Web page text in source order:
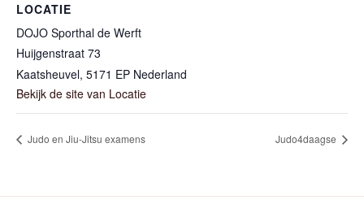
LOCATIE
DOJO Sporthal de Werft
Huijgenstraat 73
Kaatsheuvel, 5171 EP Nederland
Bekijk de site van Locatie
Judo en Jiu-Jitsu examens Judo4daagse